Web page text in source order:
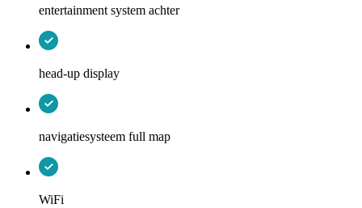
entertainment system achter
head-up display
navigatiesysteem full map
WiFi